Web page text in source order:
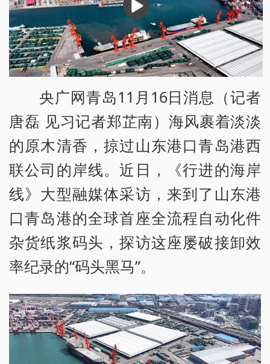
放
央广网青岛11月16日消息（记者
唐磊 见习记者郑芷南）海风裹着淡淡
的原木清香，掠过山东港口青岛港西
联公司的岸线。近日，《行进的海岸
线》大型融媒体采访，来到了山东港
口青岛港的全球首座全流程自动化件
杂货纸浆码头，探访这座屡破接卸效
率纪录的“码头黑马”。